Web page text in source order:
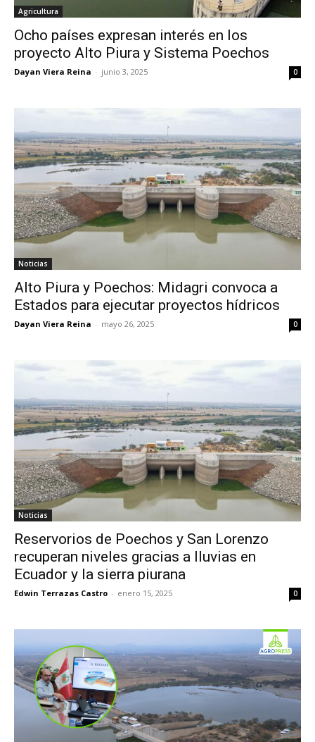
Agricultura
Ocho países expresan interés en los
proyecto Alto Piura y Sistema Poechos
Dayan Viera Reina - junio 3, 2025 0
Noticias
Alto Piura y Poechos: Midagri convoca a
Estados para ejecutar proyectos hídricos
Dayan Viera Reina - mayo 26, 2025 0
Noticias
Reservorios de Poechos y San Lorenzo
recuperan niveles gracias a lluvias en
Ecuador y la sierra piurana
Edwin Terrazas Castro - enero 15, 2025 0